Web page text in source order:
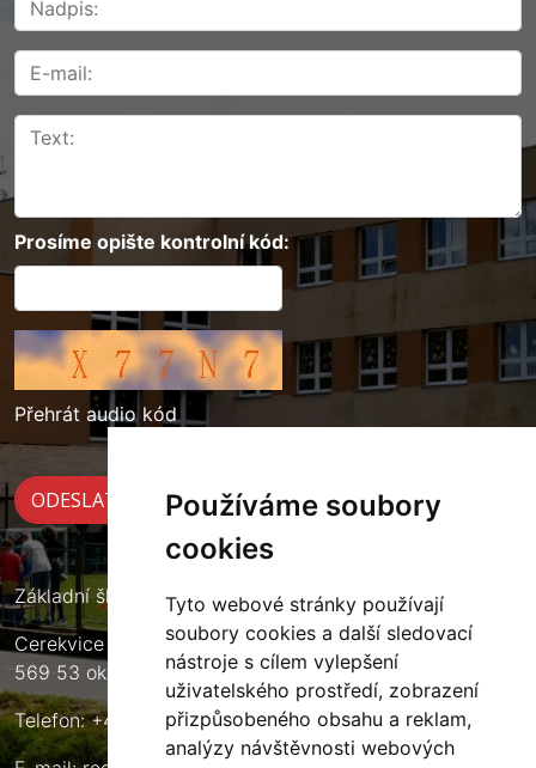
Používáme soubory
cookies
Tyto webové stránky používají
soubory cookies a další sledovací
nástroje s cílem vylepšení
uživatelského prostředí, zobrazení
přizpůsobeného obsahu a reklam,
analýzy návštěvnosti webových
Prosíme opište kontrolní kód:
Přehrát audio kód
Základní škola Cerekvice nad Loučnou
Cerekvice nad Loučnou 135
569 53 okres Svitavy
Telefon: +420 461 633 140